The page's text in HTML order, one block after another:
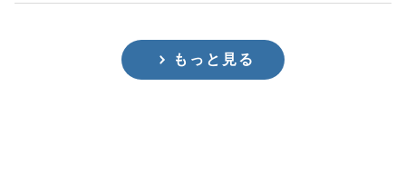
もっと見る